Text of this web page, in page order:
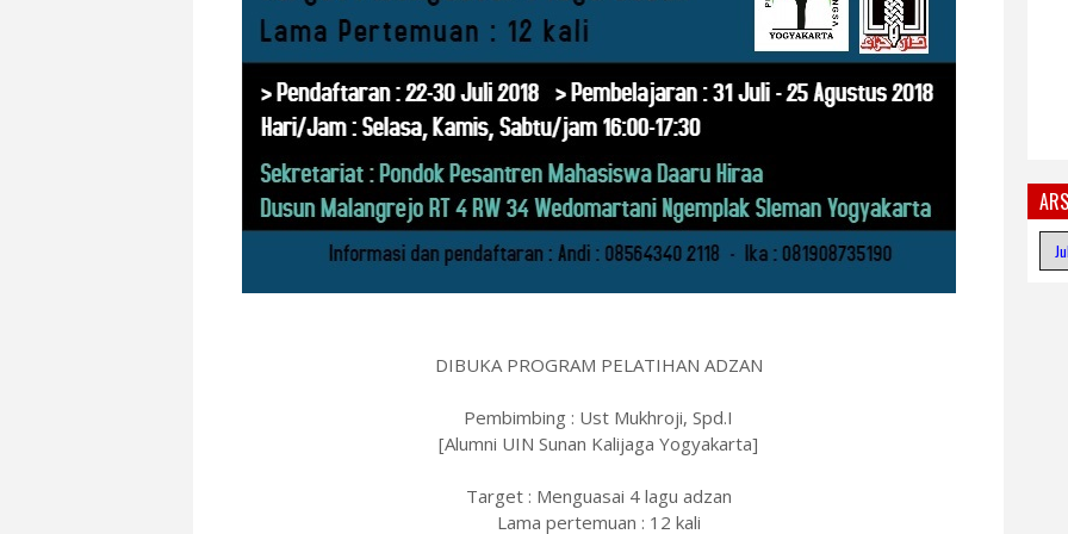
DIBUKA PROGRAM PELATIHAN ADZAN
Pembimbing : Ust Mukhroji, Spd.I
[Alumni UIN Sunan Kalijaga Yogyakarta]
Target : Menguasai 4 lagu adzan
Lama pertemuan : 12 kali